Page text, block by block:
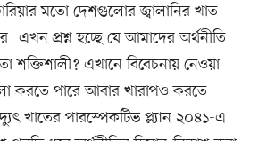
মতো দেশগুলোর জ্বালানির খাত
এখন প্রশ্ন হচ্ছে যে আমাদের অর্থনীতি
এখানে বিবেচনায় নেওয়া
করতে পারে আবার খারাপও করতে
খাতের পারস্পেকটিভ প্ল্যান ২০৪১-এ